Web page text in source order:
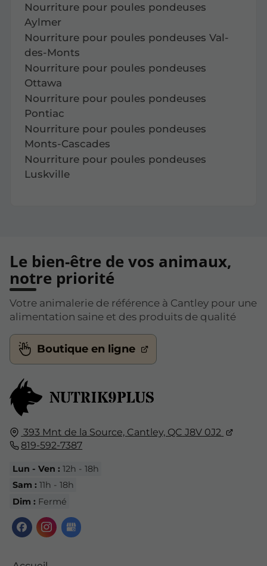
Nourriture pour poules pondeuses
Aylmer
Nourriture pour poules pondeuses Val-
des-Monts
Nourriture pour poules pondeuses
Ottawa
Nourriture pour poules pondeuses
Pontiac
Nourriture pour poules pondeuses
Monts-Cascades
Nourriture pour poules pondeuses
Luskville
393 Mnt de la Source, Cantley, QC J8V 0J2
819-592-7387
Lun - Ven : 12h - 18h
Sam : 11h - 18h
Dim : Fermé
Le bien-être de vos animaux,
notre priorité
Votre animalerie de référence à Cantley pour une
alimentation saine et des produits de qualité
Boutique en ligne